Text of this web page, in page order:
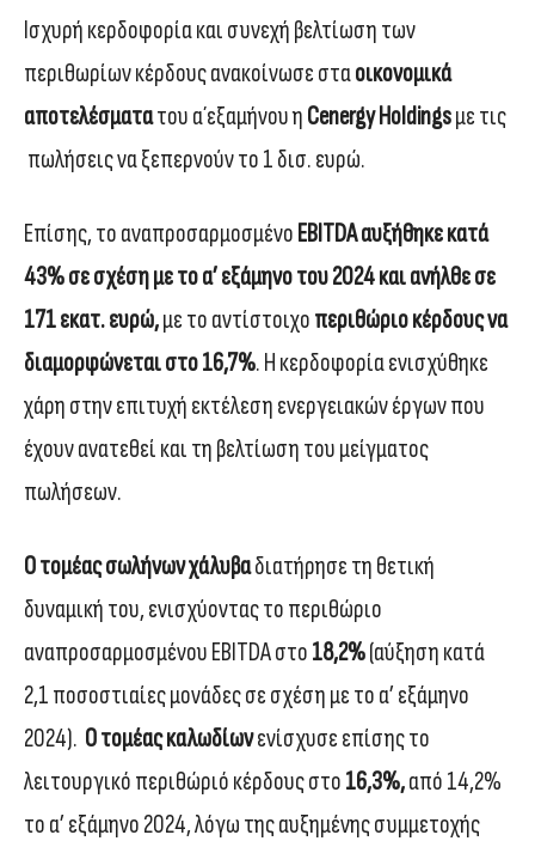
Ισχυρή κερδοφορία και συνεχή βελτίωση των
περιθωρίων κέρδους ανακοίνωσε σταοικονομικά
αποτελέσματατου α΄εξαμήνου η Cenergy Holdingsμε τις
πωλήσεις να ξεπερνούν το 1 δισ. ευρώ.
Επίσης, το αναπροσαρμοσμένο EBITDA αυξήθηκε κατά
43% σε σχέση με το α’ εξάμηνο του 2024 και ανήλθε σε
171 εκατ. ευρώ,με το αντίστοιχο περιθώριο κέρδους να
διαμορφώνεται στο 16,7%. Η κερδοφορία ενισχύθηκε
χάρη στην επιτυχή εκτέλεση ενεργειακών έργων που
έχουν ανατεθεί και τη βελτίωση του μείγματος
πωλήσεων.
Ο τομέας σωλήνων χάλυβαδιατήρησε τη θετική
δυναμική του, ενισχύοντας το περιθώριο
αναπροσαρμοσμένου EBITDA στο 18,2%(αύξηση κατά
2,1 ποσοστιαίες μονάδες σε σχέση με το α’ εξάμηνο
2024). Ο τομέας καλωδίωνενίσχυσε επίσης το
λειτουργικό περιθώριό κέρδους στο 16,3%,από 14,2%
το α’ εξάμηνο 2024, λόγω της αυξημένης συμμετοχής